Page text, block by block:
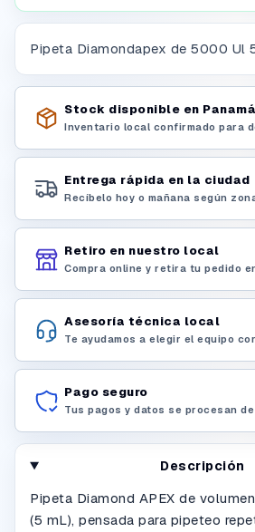
Pipeta Diamondapex de 5000 Ul
Stock disponible en Panamá
Inventario local confirmado para
Entrega rápida en la ciudad
Recíbelo hoy o mañana según
Retiro en nuestro local
Compra online y retira tu pedido
Asesoría técnica local
Te ayudamos a elegir el equipo
Pago seguro
Tus pagos y datos se procesan
Descripción
Pipeta Diamond APEX de
(5 mL), pensada para pipeteo